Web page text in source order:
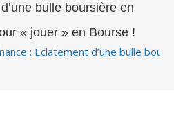
bulle boursière en
« jouer » en Bourse !
: Eclatement d’une bulle